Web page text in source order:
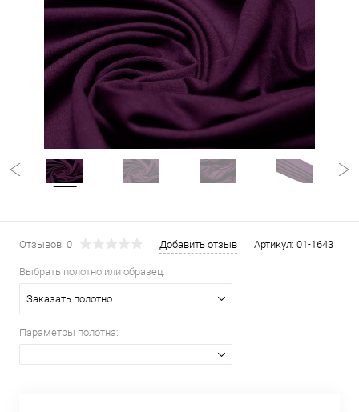
Отзывов: 0 Добавить отзыв Артикул: 01-1643
Выбрать полотно или образец:
Заказать полотно
Параметры полотна: